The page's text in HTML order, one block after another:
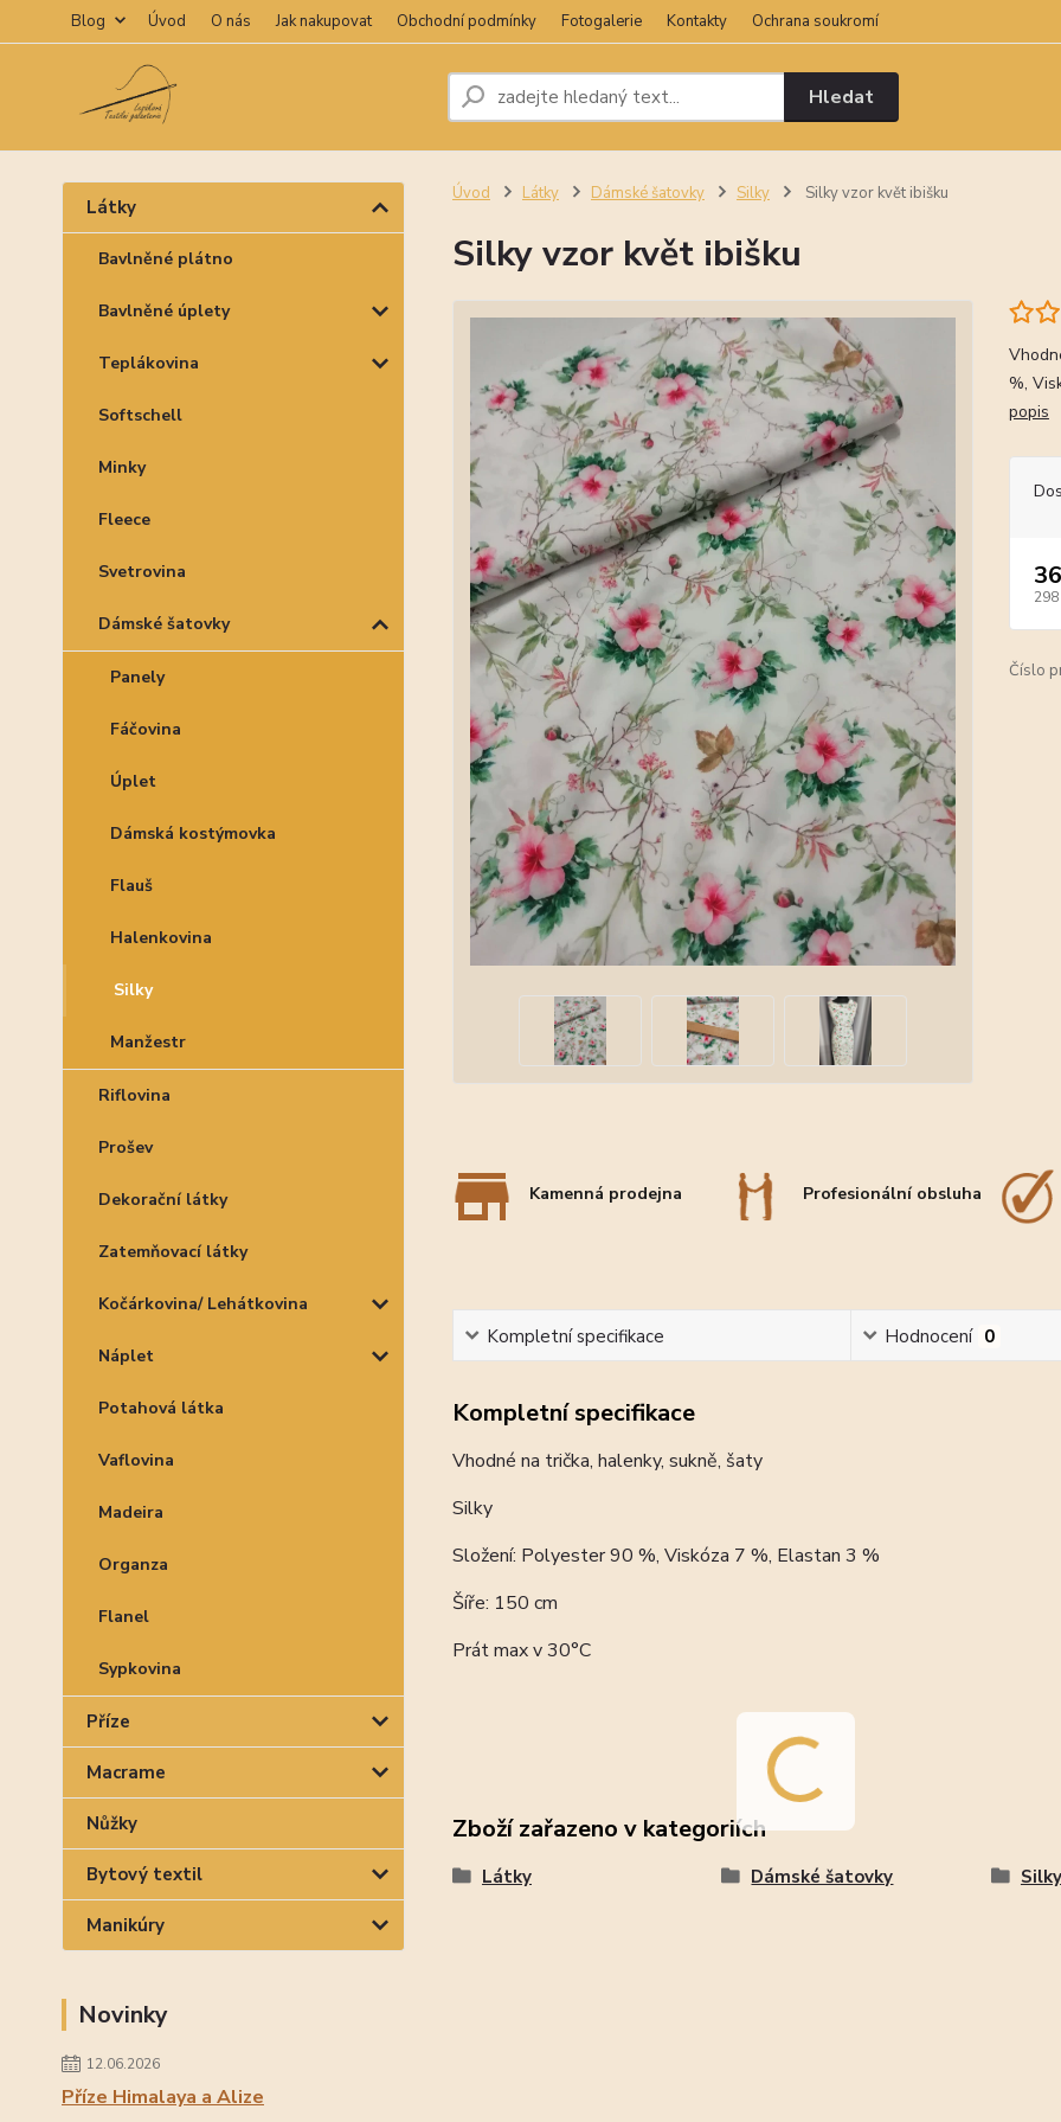
Blog Úvod O nás Jak nakupovat Obchodní podmínky Fotogalerie Kontakty Ochrana soukromí
Hledat
Látky
Bavlněné plátno
Bavlněné úplety
Teplákovina
Softschell
Minky
Fleece
Svetrovina
Dámské šatovky
Panely
Fáčovina
Úplet
Dámská kostýmovka
Flauš
Halenkovina
Silky
Manžestr
Riflovina
Prošev
Dekorační látky
Zatemňovací látky
Kočárkovina/ Lehátkovina
Náplet
Potahová látka
Vaflovina
Madeira
Organza
Flanel
Sypkovina
Příze
Macrame
Nůžky
Bytový textil
Manikúry
Novinky
12.06.2026
Příze Himalaya a Alize
Úvod Látky Dámské šatovky Silky Silky vzor květ ibišku
Silky vzor květ ibišku
%,
popis
298
Číslo
Kamenná prodejna Profesionální obsluha
Kompletní specifikace Hodnocení 0
Kompletní specifikace
Vhodné na trička, halenky, sukně, šaty
Silky
Složení: Polyester 90 %, Viskóza 7 %, Elastan 3 %
Šíře: 150 cm
Prát max v 30°C
Zboží zařazeno v kategoriích
Látky Dámské šatovky Silky